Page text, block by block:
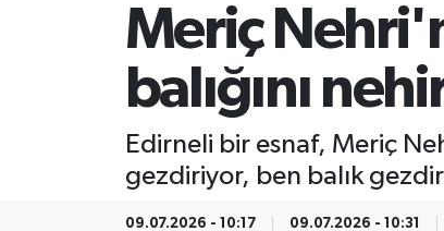
Meriç
balığını
Edirneli bir esnaf, Meriç
gezdiriyor, ben balık
09.07.2026 - 10:17 09.07.2026 - 10:31
Bilim Teknoloji
Advertising news
Canlı Maç
Tüm Manşetler
Son Dakika Haberleri
Haber Arşivi